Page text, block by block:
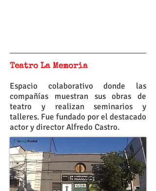
Teatro La Memoria
Espacio colaborativo donde las
compañías muestran sus obras de
teatro y realizan seminarios y
talleres. Fue fundado por el destacado
actor y director Alfredo Castro.